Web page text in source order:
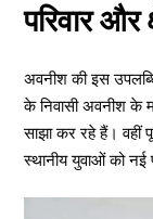
परिवार
अवनीश की इस
के निवासी अवनीश के
साझा कर रहे हैं। वहीं
स्थानीय युवाओं को नई